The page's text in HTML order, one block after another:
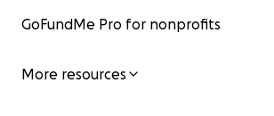
GoFundMe Pro for nonprofits
More resources